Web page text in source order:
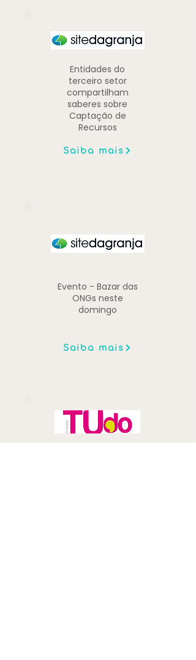
Entidades do
terceiro setor
compartilham
saberes sobre
Captação de
Recursos
Saiba mais
Evento - Bazar das
ONGs neste
domingo
Saiba mais